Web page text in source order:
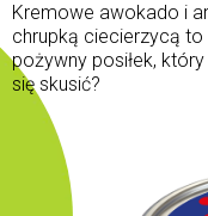
Kremowe awokado i
chrupką ciecierzycą
pożywny posiłek,
się skusić?